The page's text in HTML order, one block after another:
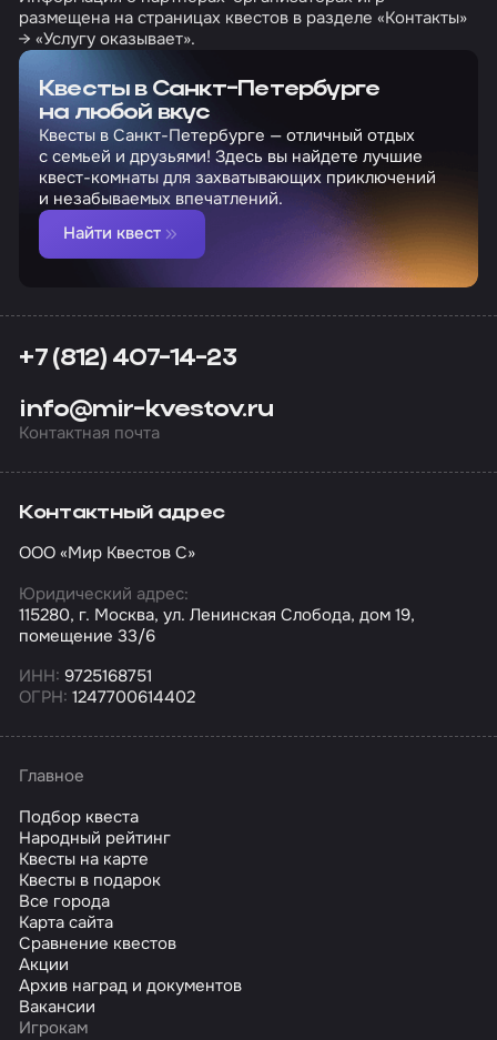
размещена на страницах квестов в разделе «Контакты»
→ «Услугу оказывает».
Квесты в Санкт-Петербурге
на любой вкус
Квесты в Санкт-Петербурге — отличный отдых
с семьей и друзьями! Здесь вы найдете лучшие
квест-комнаты для захватывающих приключений
и незабываемых впечатлений.
Найти квест
+7 (812) 407-14-23
info@mir-kvestov.ru
Контактная почта
Контактный адрес
ООО «Мир Квестов С»
Юридический адрес:
115280, г. Москва, ул. Ленинская Слобода, дом 19,
помещение 33/6
ИНН: 9725168751
ОГРН: 1247700614402
Главное
Подбор квеста
Народный рейтинг
Квесты на карте
Квесты в подарок
Все города
Карта сайта
Сравнение квестов
Акции
Архив наград и документов
Вакансии
Игрокам